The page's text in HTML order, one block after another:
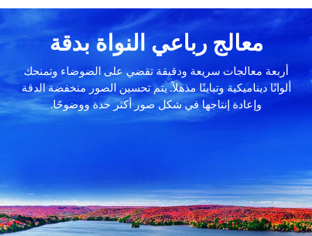
معالج رباعي النواة بدقة
أربعة معالجات سريعة ودقيقة تقضي على الضوضاء وتمنحك
ألوانًا ديناميكية وتباينًا مذهلاً. يتم تحسين الصور منخفضة الدقة
وإعادة إنتاجها في شكل صور أكثر حدة ووضوحًا.